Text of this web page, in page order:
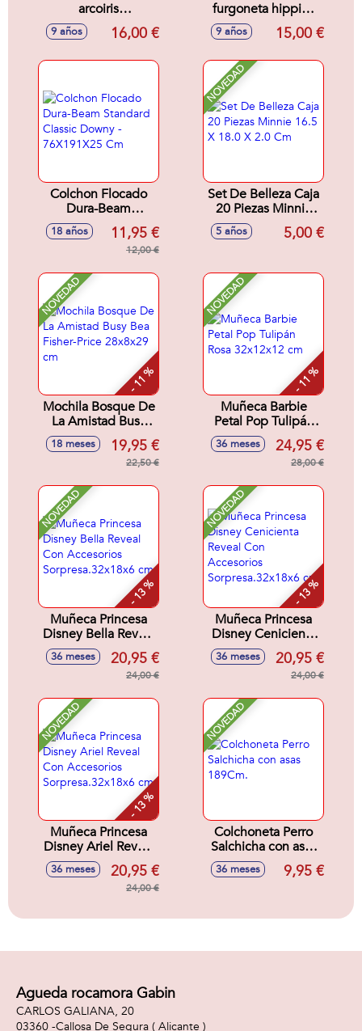
arcoiris
1,75x1,17x20 cm
(+9 años)
9 años 16,00 €
furgoneta hippies
1,78x91x23 cm (+9
años)
9 años 15,00 €
Colchon Flocado
Dura-Beam
Standard Classic
Downy -
76X191X25 Cm
18 años 11,95 €
12,00 €
NOVEDAD
Set De Belleza Caja
20 Piezas Minnie
16.5 X 18.0 X 2.0
5 años 5,00 €
NOVEDAD
- 11 %
Mochila Bosque De
La Amistad Busy
Bea Fisher-Price
28x8x29 cm
18 meses 19,95 €
22,50 €
NOVEDAD
- 11 %
Muñeca Barbie
Petal Pop Tulipán
Rosa 32x12x12 cm
36 meses 24,95 €
28,00 €
NOVEDAD
- 13 %
Muñeca Princesa
Disney Bella Reveal
Con Accesorios
Sorpresa.32x18x6
36 meses 20,95 €
24,00 €
NOVEDAD
- 13 %
Muñeca Princesa
Disney Cenicienta
Reveal Con
Accesorios
Sorpresa.32x18x6
36 meses 20,95 €
24,00 €
NOVEDAD
- 13 %
Muñeca Princesa
Disney Ariel Reveal
Con Accesorios
Sorpresa.32x18x6
36 meses 20,95 €
24,00 €
NOVEDAD
Colchoneta Perro
Salchicha con asas
189Cm.
36 meses 9,95 €
Agueda rocamora Gabin
CARLOS GALIANA, 20
03360 -Callosa De Segura ( Alicante )